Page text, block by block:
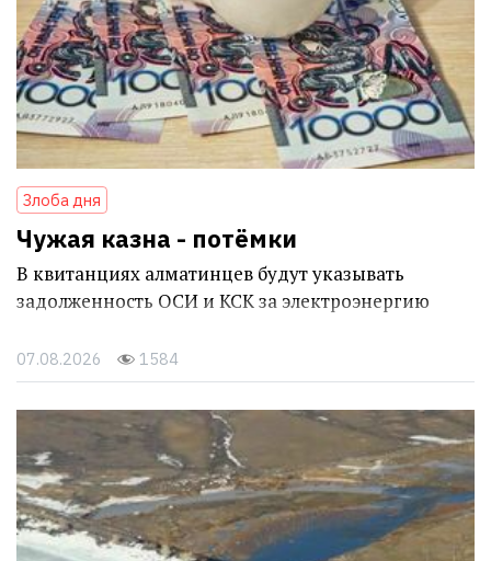
Злоба дня
Чужая казна - потёмки
В квитанциях алматинцев будут указывать
задолженность ОСИ и КСК за электроэнергию
07.08.2026 1584